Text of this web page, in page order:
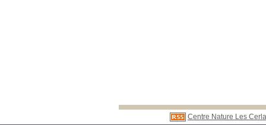
Centre Nature Les